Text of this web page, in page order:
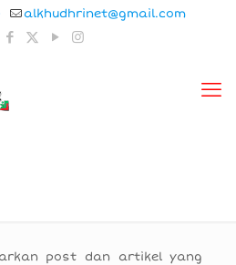
alkhudhrinet@gmail.com
post dan artikel yang